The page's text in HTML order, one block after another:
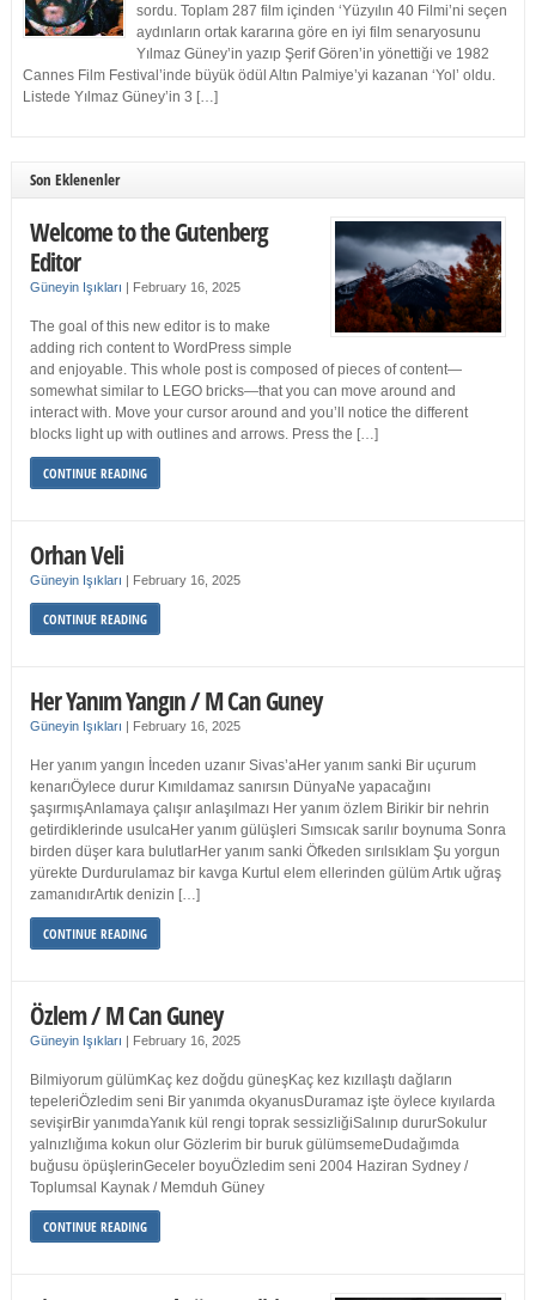
sordu. Toplam 287 film içinden ‘Yüzyılın 40 Filmi’ni seçen
aydınların ortak kararına göre en iyi film senaryosunu
Yılmaz Güney’in yazıp Şerif Gören’in yönettiği ve 1982
Cannes Film Festival’inde büyük ödül Altın Palmiye’yi kazanan ‘Yol’ oldu.
Listede Yılmaz Güney’in 3 […]
Son Eklenenler
Welcome to the Gutenberg
Editor
Güneyin Işıkları | February 16, 2025
The goal of this new editor is to make
adding rich content to WordPress simple
and enjoyable. This whole post is composed of pieces of content—
somewhat similar to LEGO bricks—that you can move around and
interact with. Move your cursor around and you’ll notice the different
blocks light up with outlines and arrows. Press the […]
CONTINUE READING
Orhan Veli
Güneyin Işıkları | February 16, 2025
CONTINUE READING
Her Yanım Yangın / M Can Guney
Güneyin Işıkları | February 16, 2025
Her yanım yangın İnceden uzanır Sivas’aHer yanım sanki Bir uçurum
kenarıÖylece durur Kımıldamaz sanırsın DünyaNe yapacağını
şaşırmışAnlamaya çalışır anlaşılmazı Her yanım özlem Birikir bir nehrin
getirdiklerinde usulcaHer yanım gülüşleri Sımsıcak sarılır boynuma Sonra
birden düşer kara bulutlarHer yanım sanki Öfkeden sırılsıklam Şu yorgun
yürekte Durdurulamaz bir kavga Kurtul elem ellerinden gülüm Artık uğraş
zamanıdırArtık denizin […]
CONTINUE READING
Özlem / M Can Guney
Güneyin Işıkları | February 16, 2025
Bilmiyorum gülümKaç kez doğdu güneşKaç kez kızıllaştı dağların
tepeleriÖzledim seni Bir yanımda okyanusDuramaz işte öylece kıyılarda
sevişirBir yanımdaYanık kül rengi toprak sessizliğiSalınıp dururSokulur
yalnızlığıma kokun olur Gözlerim bir buruk gülümsemeDudağımda
buğusu öpüşlerinGeceler boyuÖzledim seni 2004 Haziran Sydney /
Toplumsal Kaynak / Memduh Güney
CONTINUE READING